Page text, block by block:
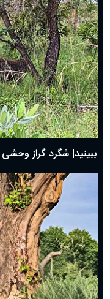
ببینید| شگرد گراز